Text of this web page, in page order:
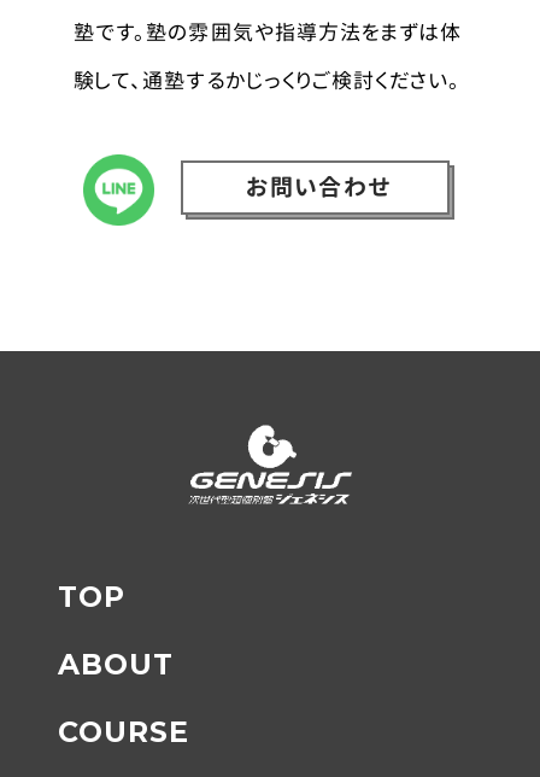
塾です。塾の雰囲気や指導方法をまずは体
験して、通塾するかじっくりご検討ください。
お問い合わせ
TOP
ABOUT
COURSE